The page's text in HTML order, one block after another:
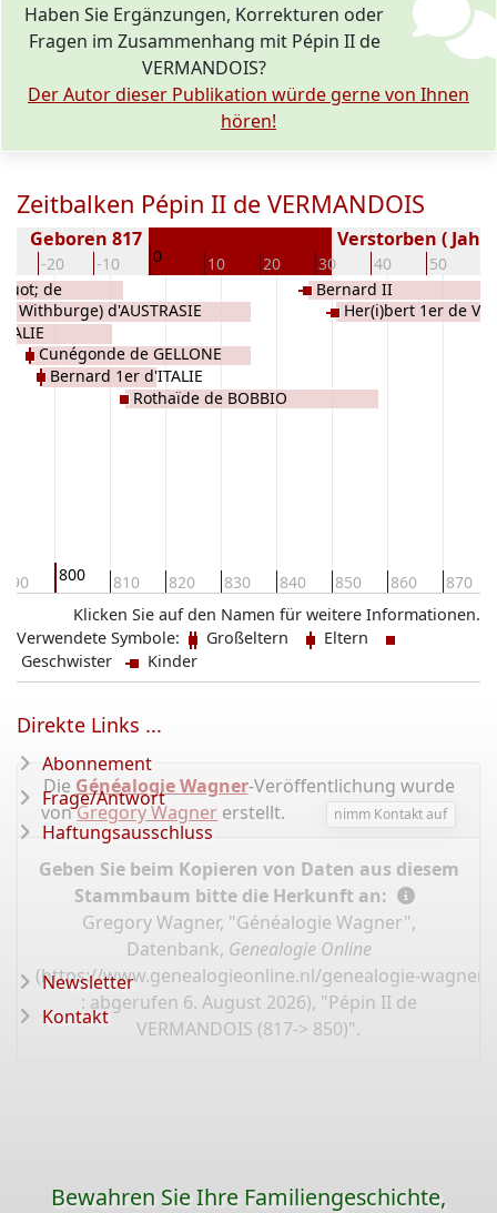
Haben Sie Ergänzungen, Korrekturen oder
Fragen im Zusammenhang mit Pépin II de
VERMANDOIS?
Der Autor dieser Publikation würde gerne von Ihnen
hören!
Zeitbalken Pépin II de VERMANDOIS
-20 -10 0 10 20 30 40 50
Geboren 817 Verstorben ( Jahr)
790 800 810 820 830 840 850 860 870
de
Withburge) d'AUSTRASIE
Cunégonde de GELLONE
Bernard 1er d'ITALIE
Rothaïde de BOBBIO
Bernard II
Her(i)bert 1er de
Klicken Sie auf den Namen für weitere Informationen.
Verwendete Symbole:
Großeltern
Eltern
Geschwister
Kinder
Die Généalogie Wagner-Veröffentlichung wurde
vonGregory Wagner erstellt. nimm Kontakt auf
Geben Sie beim Kopieren von Daten aus diesem
Stammbaum bitte die Herkunft an:
Gregory Wagner, "Généalogie Wagner",
Datenbank, Genealogie Online
(https://www.genealogieonline.nl/genealogie-wagner/
: abgerufen 6. August 2026), "Pépin II de
VERMANDOIS (817-> 850)".
Direkte Links ...
Abonnement
Frage/Antwort
Haftungsausschluss
Newsletter
Kontakt
Bewahren Sie Ihre Familiengeschichte,